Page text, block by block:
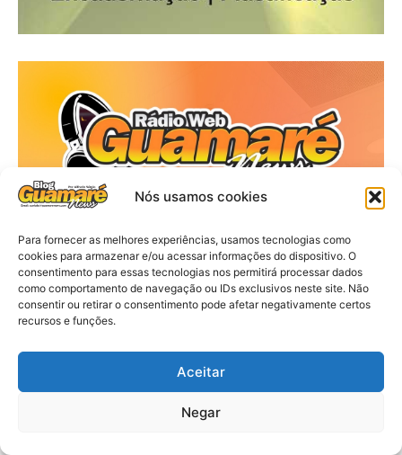
Nós usamos cookies
Para fornecer as melhores experiências, usamos tecnologias como
cookies para armazenar e/ou acessar informações do dispositivo. O
consentimento para essas tecnologias nos permitirá processar dados
como comportamento de navegação ou IDs exclusivos neste site. Não
consentir ou retirar o consentimento pode afetar negativamente certos
recursos e funções.
Aceitar
Negar